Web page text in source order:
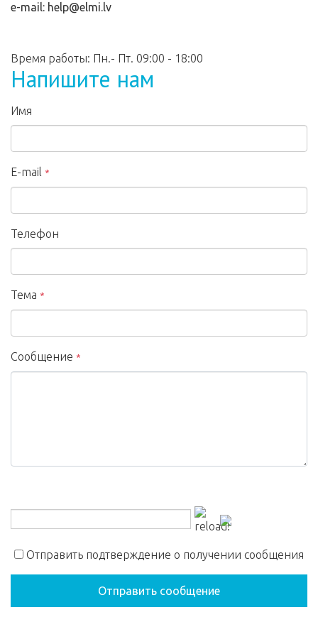
e-mail: help@elmi.lv
Время работы: Пн.- Пт. 09:00 - 18:00
Напишите нам
Имя
E-mail *
Телефон
Тема *
Сообщение *
Отправить подтверждение о получении сообщения
Отправить сообщение